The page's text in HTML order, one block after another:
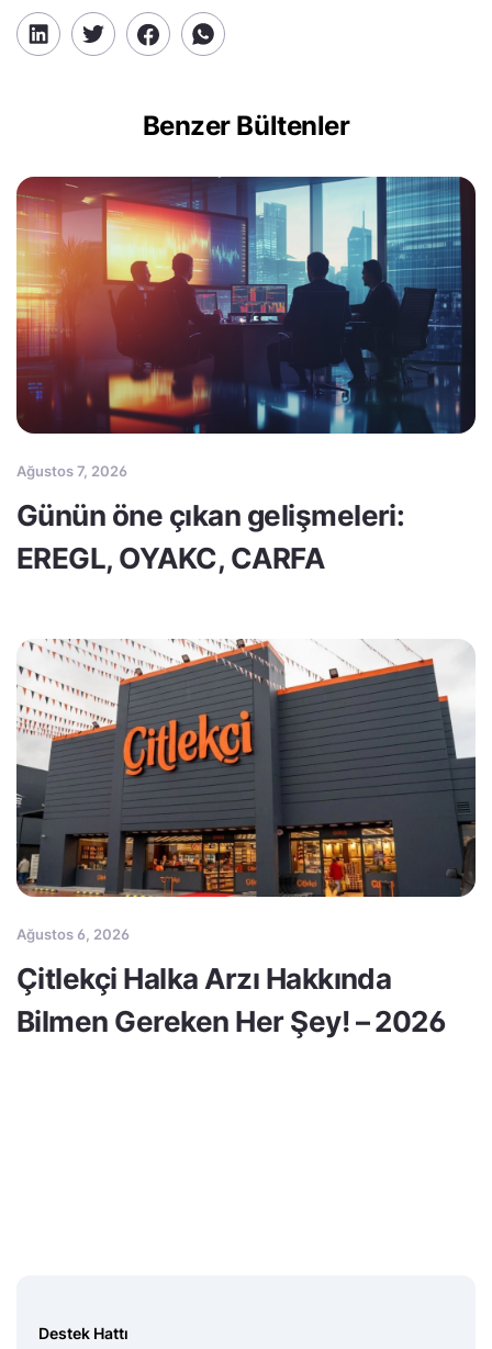
Benzer Bültenler
Ağustos 7, 2026
Günün öne çıkan gelişmeleri:
EREGL, OYAKC, CARFA
Ağustos 6, 2026
Çitlekçi Halka Arzı Hakkında
Bilmen Gereken Her Şey! – 2026
Destek Hattı